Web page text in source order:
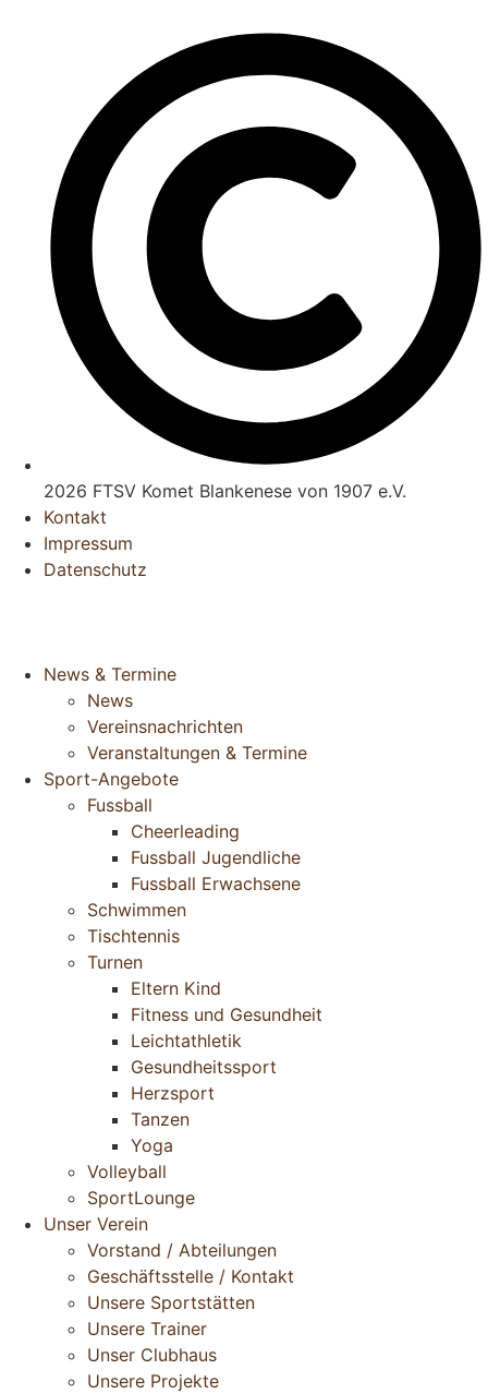
2026 FTSV Komet Blankenese von 1907 e.V.
Kontakt
Impressum
Datenschutz
News & Termine
News
Vereinsnachrichten
Veranstaltungen & Termine
Sport-Angebote
Fussball
Cheerleading
Fussball Jugendliche
Fussball Erwachsene
Schwimmen
Tischtennis
Turnen
Eltern Kind
Fitness und Gesundheit
Leichtathletik
Gesundheitssport
Herzsport
Tanzen
Yoga
Volleyball
SportLounge
Unser Verein
Vorstand / Abteilungen
Geschäftsstelle / Kontakt
Unsere Sportstätten
Unsere Trainer
Unser Clubhaus
Unsere Projekte